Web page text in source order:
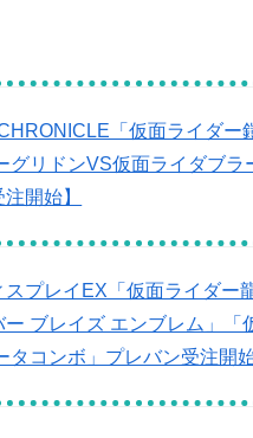
「仮面ライダー
グリドンVS仮面ライダブラ
開始】
プレイEX「仮面ライダー
ブレイズ エンブレム」「
タコンボ」プレバン受注開